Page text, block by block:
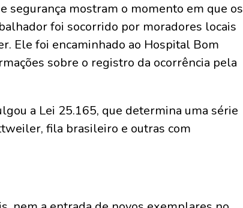
segurança mostram o momento em que os
foi socorrido por moradores locais
Ele foi encaminhado ao Hospital Bom
sobre o registro da ocorrência pela
a Lei 25.165, que determina uma série
fila brasileiro e outras com